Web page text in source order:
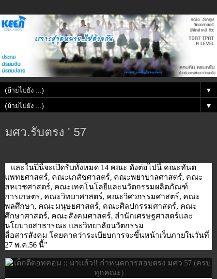
▼
▼
มศว.รับตรง ' 57
และในปีนี้จะเปิดรับทั้งหมด 14 คณะ ดังต่อไปนี้ คณะทันต
แพทยศาสตร์, คณะเภสัชศาสตร์, คณะพยาบาลศาสตร์, คณะ
สหเวชศาสตร์, คณะเทคโนโลยีและนวัตกรรมผลิตภัณฑ์
การเกษตร, คณะวิทยาศาสตร์, คณะวิศวกรรมศาสตร์, คณะ
พลศึกษา, คณะมนุษยศาสตร์, คณะศิลปกรรมศาสตร์, คณะ
ศึกษาศาสตร์, คณะสังคมศาสตร์, สำนักเศรษฐศาสตร์และ
นโยบายสาธารณะ และวิทยาลัยนวัตกรรม
สื่อสารสังคม โดยคาดว่าระเบียบการจะขึ้นหน้าเว็บภายในวันที่
27 พ.ค.56 นี้"